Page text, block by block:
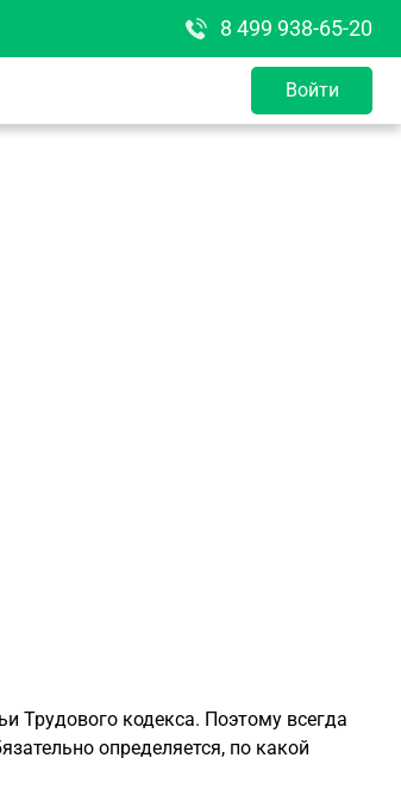
8 499 938-65-20
Войти
Трудового кодекса. Поэтому всегда
определяется, по какой